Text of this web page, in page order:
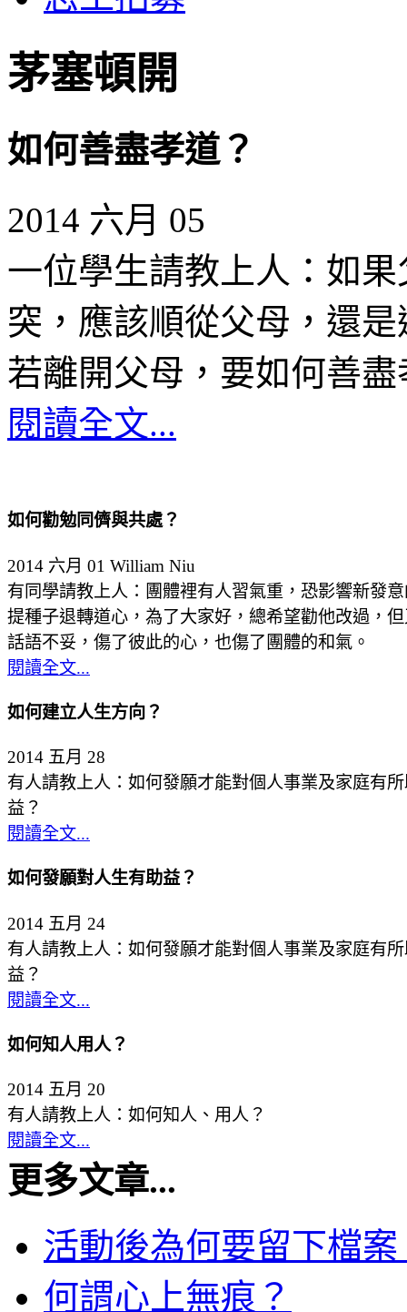
茅塞頓開
如何善盡孝道？
2014 六月 05
一位學生請教上人：如
突，應該順從父母，還
若離開父母，要如何善盡
閱讀全文...
如何勸勉同儕與共處？
2014 六月 01 William Niu
有同學請教上人：團體裡有人習氣重，恐影響新發
提種子退轉道心，為了大家好，總希望勸他改過，
話語不妥，傷了彼此的心，也傷了團體的和氣。
閱讀全文...
如何建立人生方向？
2014 五月 28
有人請教上人：如何發願才能對個人事業及家庭有
益？
閱讀全文...
如何發願對人生有助益？
2014 五月 24
有人請教上人：如何發願才能對個人事業及家庭有
益？
閱讀全文...
如何知人用人？
2014 五月 20
有人請教上人：如何知人、用人？
閱讀全文...
更多文章...
活動後為何要留下檔案
何謂心上無痕？